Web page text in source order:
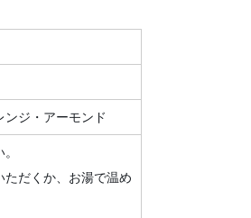
ジ・アーモンド
だくか、お湯で温め